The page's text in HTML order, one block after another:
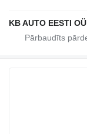
KB AUTO EESTI OÜ